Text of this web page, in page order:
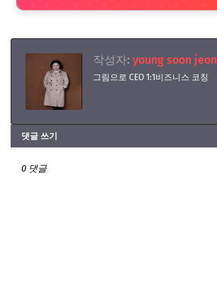
작성자: young soon jeon
그림으로 CEO 1:1비즈니스 코칭
댓글 쓰기
0 댓글